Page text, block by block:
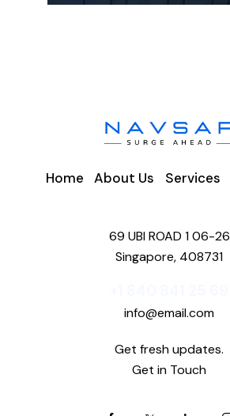
Home About Us Services
69 UBI ROAD 1 06-26
Singapore, 408731
info@email.com
Get fresh updates.
Get in Touch